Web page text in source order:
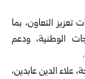
تعزيز التعاون، بما
الوطنية، ودعم
علاء الدين عابدين،